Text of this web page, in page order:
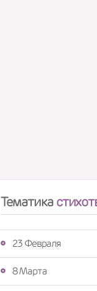
Тематика
23 Февраля
8 Марта